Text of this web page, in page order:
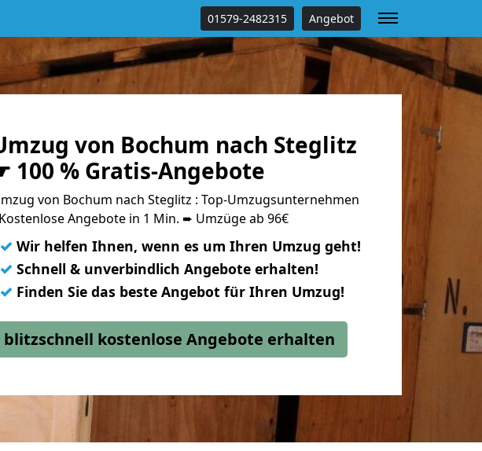
01579-2482315 Angebot
von Bochum nach Steglitz
100 % Gratis-Angebote
von Bochum nach Steglitz : Top-Umzugsunternehmen
Angebote in 1 Min. ➨ Umzüge ab 96€
✓ Wir helfen Ihnen, wenn es um Ihren Umzug geht!
✓ Schnell & unverbindlich Angebote erhalten!
✓ Finden Sie das beste Angebot für Ihren Umzug!
blitzschnell kostenlose Angebote erhalten